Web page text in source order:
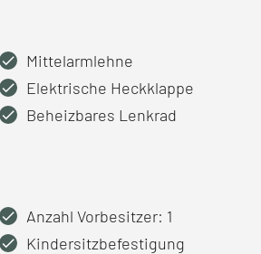
Mittelarmlehne
Elektrische Heckklappe
Beheizbares Lenkrad
Anzahl Vorbesitzer: 1
Kindersitzbefestigung